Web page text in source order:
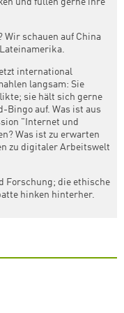
schauen auf China
international
langsam: Sie
sie hält sich gerne
Bingo auf. Was ist aus
"Internet und
Was ist zu erwarten
zu digitaler Arbeitswelt
Forschung; die ethische
hinken hinterher.